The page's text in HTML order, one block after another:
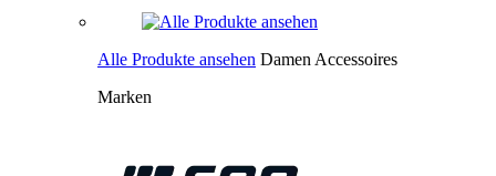
Alle Produkte ansehen Damen Accessoires
Marken